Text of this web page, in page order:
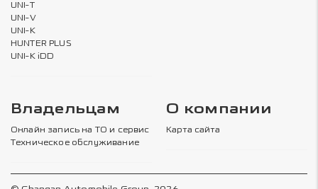
UNI-T
UNI-V
UNI-K
HUNTER PLUS
UNI-K iDD
Владельцам
Онлайн запись на ТО и сервис
Техническое обслуживание
О компании
Карта сайта